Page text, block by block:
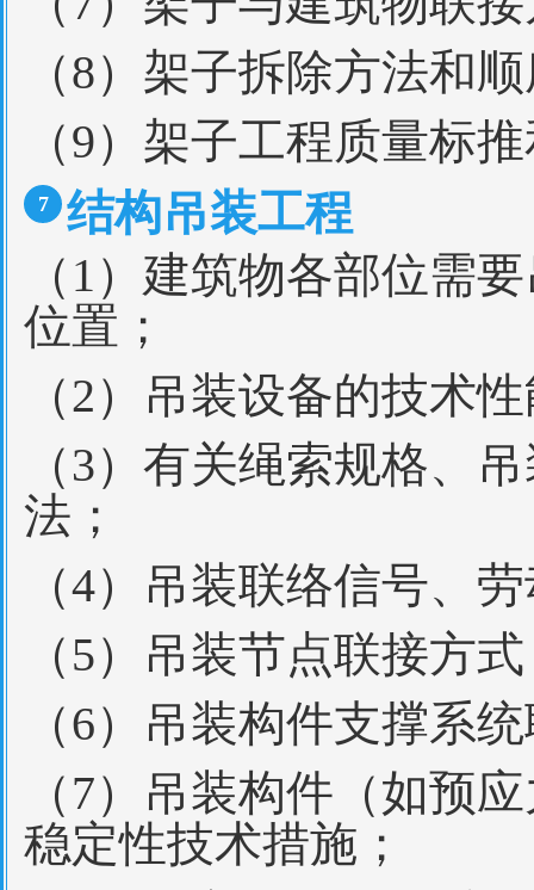
（8）架子拆除方法和
（9）架子工程质量标
7
结构吊装工程
（1）建筑物各部位需
位置；
（2）吊装设备的技术
（3）有关绳索规格、
法；
（4）吊装联络信号、
（5）吊装节点联接方
（6）吊装构件支撑系
（7）吊装构件（如预
稳定性技术措施；